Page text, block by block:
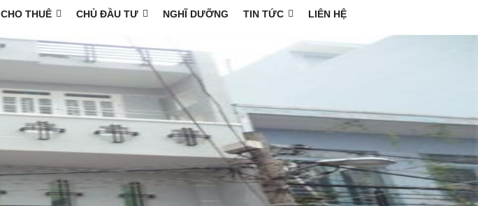
CHO THUÊ CHỦ ĐẦU TƯ NGHĨ DƯỠNG TIN TỨC LIÊN HỆ